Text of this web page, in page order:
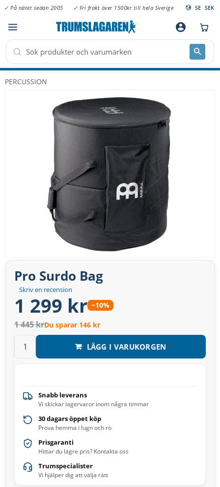
Meny
✓ På nätet sedan 2005 ✓ Fri frakt över 1500kr till hela Sverige SE SEK
account_circle
PERCUSSION
Skriv en recension
Pro Surdo Bag
1 299 kr −10%
1 445 krDu sparar 146 kr
LÄGG I VARUKORGEN
Snabb leverans
Vi skickar lagervaror inom några timmar
30 dagars öppet köp
Prova hemma i lugn och ro
Prisgaranti
Hittar du lägre pris? Kontakta oss
Trumspecialister
Vi hjälper dig att välja rätt